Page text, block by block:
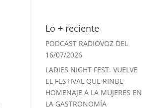
Lo + reciente
PODCAST RADIOVOZ DEL
16/07/2026
LADIES NIGHT FEST. VUELVE
EL FESTIVAL QUE RINDE
HOMENAJE A LA MUJERES EN
LA GASTRONOMÍA